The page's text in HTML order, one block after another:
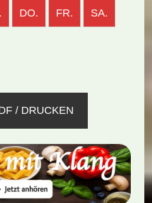
DO. FR. SA.
/ DRUCKEN